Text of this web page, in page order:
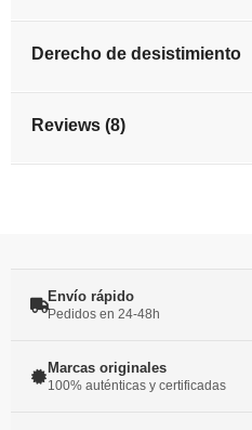
Derecho de desistimiento
Reviews (8)
Envío rápido
Pedidos en 24-48h
Marcas originales
100% auténticas y certificadas